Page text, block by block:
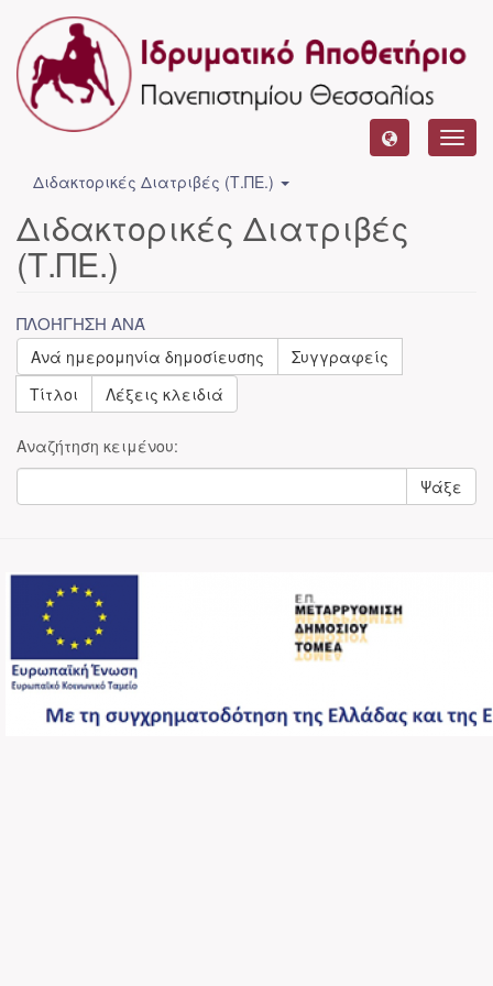
Διδακτορικές Διατριβές (Τ.ΠΕ.)
Διδακτορικές Διατριβές
(Τ.ΠΕ.)
ΠΛΟΉΓΗΣΗ ΑΝΆ
Ανά ημερομηνία δημοσίευσης
Συγγραφείς
Τίτλοι
Λέξεις κλειδιά
Αναζήτηση κειμένου:
Ψάξε